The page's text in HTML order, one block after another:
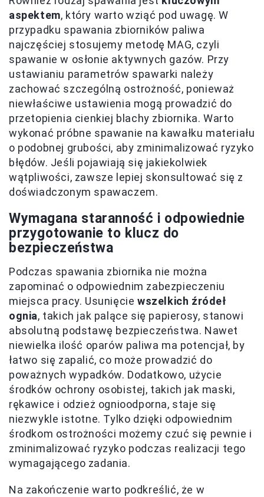
aspektem, który warto wziąć pod uwagę. W
przypadku spawania zbiorników paliwa
najczęściej stosujemy metodę MAG, czyli
spawanie w osłonie aktywnych gazów. Przy
ustawianiu parametrów spawarki należy
zachować szczególną ostrożność, ponieważ
niewłaściwe ustawienia mogą prowadzić do
przetopienia cienkiej blachy zbiornika. Warto
wykonać próbne spawanie na kawałku materiału
o podobnej grubości, aby zminimalizować ryzyko
błędów. Jeśli pojawiają się jakiekolwiek
wątpliwości, zawsze lepiej skonsultować się z
doświadczonym spawaczem.
Wymagana staranność i odpowiednie
przygotowanie to klucz do
bezpieczeństwa
Podczas spawania zbiornika nie można
zapominać o odpowiednim zabezpieczeniu
miejsca pracy. Usunięciewszelkich źródeł
ognia, takich jak palące się papierosy, stanowi
absolutną podstawę bezpieczeństwa. Nawet
niewielka ilość oparów paliwa ma potencjał, by
łatwo się zapalić, co może prowadzić do
poważnych wypadków. Dodatkowo, użycie
środków ochrony osobistej, takich jak maski,
rękawice i odzież ognioodporna, staje się
niezwykle istotne. Tylko dzięki odpowiednim
środkom ostrożności możemy czuć się pewnie i
zminimalizować ryzyko podczas realizacji tego
wymagającego zadania.
Na zakończenie warto podkreślić, że w